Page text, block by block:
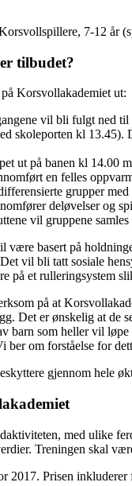
7-12 år
tilbudet?
Korsvollakademiet ut:
vil bli fulgt ned
skoleporten kl 13.45).
ut på banen kl 14.00
en felles
grupper
deløvelser og
vil gruppene
være basert på
vil bli tatt sosiale
på et rulleringsystem
på at
Det er ønskelig at de
barn som heller vil
ber om forståelse for
gjennom hele
med ulike
Treningen skal
2017. Prisen